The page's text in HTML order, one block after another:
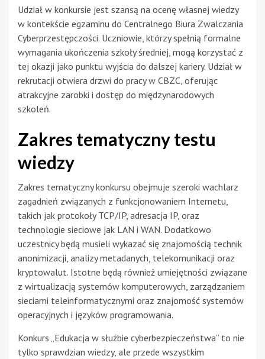
Udział w konkursie jest szansą na ocenę własnej wiedzy
w kontekście egzaminu do Centralnego Biura Zwalczania
Cyberprzestępczości. Uczniowie, którzy spełnią formalne
wymagania ukończenia szkoły średniej, mogą korzystać z
tej okazji jako punktu wyjścia do dalszej kariery. Udział w
rekrutacji otwiera drzwi do pracy w CBZC, oferując
atrakcyjne zarobki i dostęp do międzynarodowych
szkoleń.
Zakres tematyczny testu
wiedzy
Zakres tematyczny konkursu obejmuje szeroki wachlarz
zagadnień związanych z funkcjonowaniem Internetu,
takich jak protokoły TCP/IP, adresacja IP, oraz
technologie sieciowe jak LAN i WAN. Dodatkowo
uczestnicy będą musieli wykazać się znajomością technik
anonimizacji, analizy metadanych, telekomunikacji oraz
kryptowalut. Istotne będą również umiejętności związane
z wirtualizacją systemów komputerowych, zarządzaniem
sieciami teleinformatycznymi oraz znajomość systemów
operacyjnych i języków programowania.
Konkurs „Edukacja w służbie cyberbezpieczeństwa” to nie
tylko sprawdzian wiedzy, ale przede wszystkim